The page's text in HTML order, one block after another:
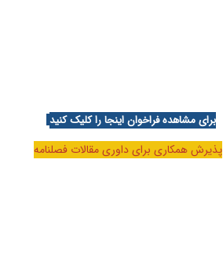
برای مشاهده فراخوان اینجا را کلیک کنید
پذیرش همکاری برای داوری مقالات فصلنامه